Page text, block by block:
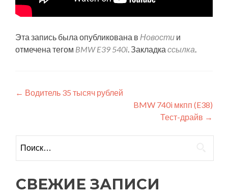
Эта запись была опубликована в Новости и
отмечена тегом BMW E39 540i. Закладка ссылка.
Навигация
записям
← Водитель 35 тысяч рублей
BMW 740i мкпп (E38)
Тест-драйв →
СВЕЖИЕ ЗАПИСИ